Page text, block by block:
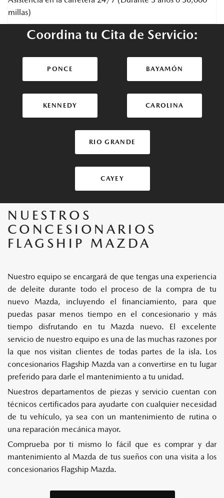
millas)
Coordina tu Cita de Servicio:
PONCE BAYAMÓN
KENNEDY CAROLINA
RIO GRANDE
CAYEY
NUESTROS
CONCESIONARIOS
FLAGSHIP MAZDA
Nuestro equipo se encargará de que tengas una experiencia
de deleite durante todo el proceso de la compra de tu
nuevo Mazda, incluyendo el financiamiento, para que
puedas pasar menos tiempo en el concesionario y más
tiempo disfrutando en tu Mazda nuevo. El excelente
servicio de nuestro equipo es una de las muchas razones por
la que nos visitan clientes de todas partes de la isla. Los
concesionarios Flagship Mazda van a convertirse en tu lugar
preferido para darle el mantenimiento a tu unidad.
Nuestros departamentos de piezas y servicio cuentan con
técnicos certificados para ayudarte con cualquier necesidad
de tu vehículo, ya sea con un mantenimiento de rutina o
una reparación mecánica mayor.
Comprueba por ti mismo lo fácil que es comprar y dar
mantenimiento al Mazda de tus sueños con una visita a los
concesionarios Flagship Mazda.